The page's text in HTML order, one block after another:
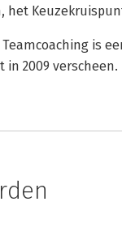
het
is
in 2009 verscheen.